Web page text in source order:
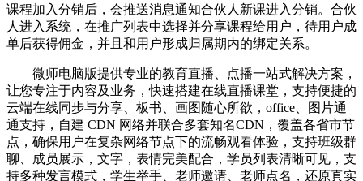
课程加入分销后，会推送消息通知合伙人新课进入分销。合伙
人进入系统，在推广列表中选择并分享课程给用户，待用户成
单后获得佣金，并且和用户形成归属期内的绑定关系。
微师电脑版提供专业的教育直播、点播一站式解决方案，
让您专注于内容及业务，快速搭建在线直播课堂，支持便捷的
云端在线同步与分享、板书、画图随心所欲，office、图片通
通支持，自建 CDN 网络并联合多套知名CDN，覆盖各省市节
点，确保用户在复杂网络节点下的流畅观看体验，支持班级群
聊、成员展示，文字，表情完美配合，学员列表清晰可见，支
持多种发言模式，学生举手、老师邀请、老师点名，还原真实